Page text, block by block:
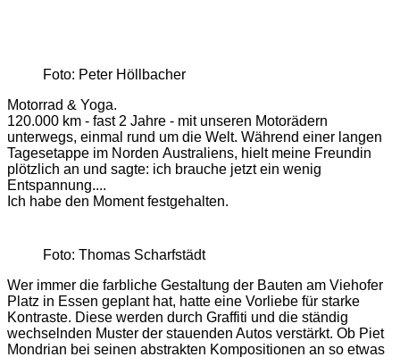
Foto: Peter Höllbacher
Motorrad & Yoga.
120.000 km - fast 2 Jahre - mit unseren Motorädern
unterwegs, einmal rund um die Welt. Während einer langen
Tagesetappe im Norden Australiens, hielt meine Freundin
plötzlich an und sagte: ich brauche jetzt ein wenig
Entspannung....
Ich habe den Moment festgehalten.
Foto: Thomas Scharfstädt
Wer immer die farbliche Gestaltung der Bauten am Viehofer
Platz in Essen geplant hat, hatte eine Vorliebe für starke
Kontraste. Diese werden durch Graffiti und die ständig
wechselnden Muster der stauenden Autos verstärkt. Ob Piet
Mondrian bei seinen abstrakten Kompositionen an so etwas